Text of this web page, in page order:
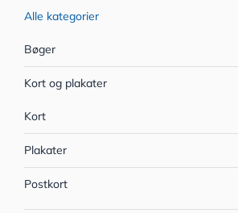
Alle kategorier
Bøger
Kort og plakater
Kort
Plakater
Postkort